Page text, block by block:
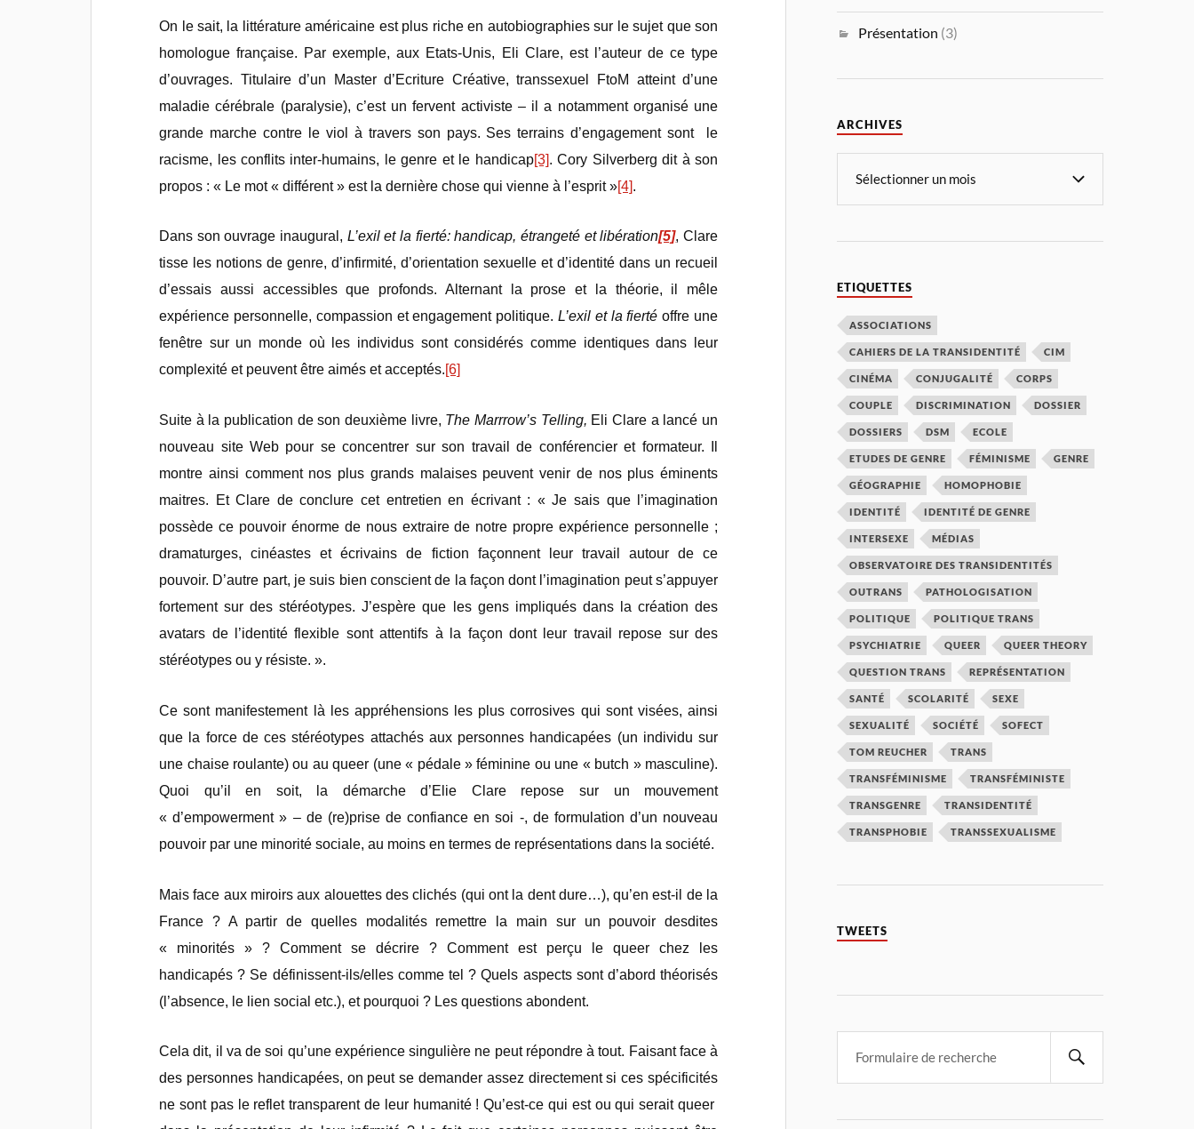
On le sait, la littérature américaine est plus riche en autobiographies sur le sujet que son
homologue française. Par exemple, aux Etats-Unis, Eli Clare, est l’auteur de ce type
d’ouvrages. Titulaire d’un Master d’Ecriture Créative, transsexuel FtoM atteint d’une
maladie cérébrale (paralysie), c’est un fervent activiste – il a notamment organisé une
grande marche contre le viol à travers son pays. Ses terrains d’engagement sont le
racisme, les conflits inter-humains, le genre et le handicap[3]. Cory Silverberg dit à son
propos : « Le mot « différent » est la dernière chose qui vienne à l’esprit »[4].
Dans son ouvrage inaugural, L’exil et la fierté: handicap, étrangeté et libération[5], Clare
tisse les notions de genre, d’infirmité, d’orientation sexuelle et d’identité dans un recueil
d’essais aussi accessibles que profonds. Alternant la prose et la théorie, il mêle
expérience personnelle, compassion et engagement politique. L’exil et la fierté offre une
fenêtre sur un monde où les individus sont considérés comme identiques dans leur
complexité et peuvent être aimés et acceptés.[6]
Suite à la publication de son deuxième livre, The Marrrow’s Telling, Eli Clare a lancé un
nouveau site Web pour se concentrer sur son travail de conférencier et formateur. Il
montre ainsi comment nos plus grands malaises peuvent venir de nos plus éminents
maitres. Et Clare de conclure cet entretien en écrivant : « Je sais que l’imagination
possède ce pouvoir énorme de nous extraire de notre propre expérience personnelle ;
dramaturges, cinéastes et écrivains de fiction façonnent leur travail autour de ce
pouvoir. D’autre part, je suis bien conscient de la façon dont l’imagination peut s’appuyer
fortement sur des stéréotypes. J’espère que les gens impliqués dans la création des
avatars de l’identité flexible sont attentifs à la façon dont leur travail repose sur des
stéréotypes ou y résiste. ».
Ce sont manifestement là les appréhensions les plus corrosives qui sont visées, ainsi
que la force de ces stéréotypes attachés aux personnes handicapées (un individu sur
une chaise roulante) ou au queer (une « pédale » féminine ou une « butch » masculine).
Quoi qu’il en soit, la démarche d’Elie Clare repose sur un mouvement
« d’empowerment » – de (re)prise de confiance en soi -, de formulation d’un nouveau
pouvoir par une minorité sociale, au moins en termes de représentations dans la société.
Mais face aux miroirs aux alouettes des clichés (qui ont la dent dure…), qu’en est-il de la
France ? A partir de quelles modalités remettre la main sur un pouvoir desdites
« minorités » ? Comment se décrire ? Comment est perçu le queer chez les
handicapés ? Se définissent-ils/elles comme tel ? Quels aspects sont d’abord théorisés
(l’absence, le lien social etc.), et pourquoi ? Les questions abondent.
Cela dit, il va de soi qu’une expérience singulière ne peut répondre à tout. Faisant face à
des personnes handicapées, on peut se demander assez directement si ces spécificités
ne sont pas le reflet transparent de leur humanité ! Qu’est-ce qui est ou qui serait queer
Présentation (3)
ARCHIVES
ETIQUETTES
ASSOCIATIONS
CAHIERS DE LA TRANSIDENTITÉ CIM
CINÉMA CONJUGALITÉ CORPS
COUPLE DISCRIMINATION DOSSIER
DOSSIERS DSM ECOLE
ETUDES DE GENRE FÉMINISME GENRE
GÉOGRAPHIE HOMOPHOBIE
IDENTITÉ IDENTITÉ DE GENRE
INTERSEXE MÉDIAS
OBSERVATOIRE DES TRANSIDENTITÉS
OUTRANS PATHOLOGISATION
POLITIQUE POLITIQUE TRANS
PSYCHIATRIE QUEER QUEER THEORY
QUESTION TRANS REPRÉSENTATION
SANTÉ SCOLARITÉ SEXE
SEXUALITÉ SOCIÉTÉ SOFECT
TOM REUCHER TRANS
TRANSFÉMINISME TRANSFÉMINISTE
TRANSGENRE TRANSIDENTITÉ
TRANSPHOBIE TRANSSEXUALISME
TWEETS